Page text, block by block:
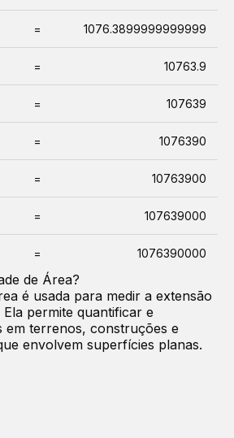
= 1076.3899999999999
= 10763.9
= 107639
= 1076390
= 10763900
= 107639000
= 1076390000
de Área?
é usada para medir a extensão
permite quantificar e
em terrenos, construções e
envolvem superfícies planas.